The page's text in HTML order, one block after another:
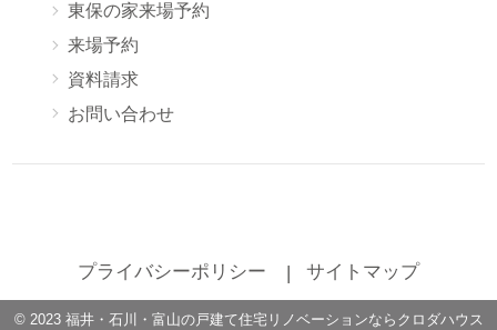
東保の家来場予約
来場予約
資料請求
お問い合わせ
プライバシーポリシー サイトマップ
© 2023 福井・石川・富山の戸建て住宅リノベーションならクロダハウス